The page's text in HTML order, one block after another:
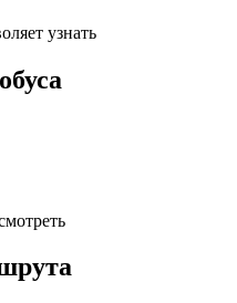
узнать